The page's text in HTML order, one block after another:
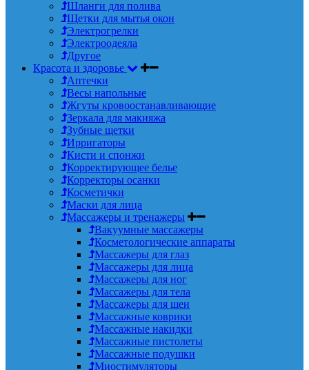
Шланги для полива
Щетки для мытья окон
Электрогрелки
Электроодеяла
Другое
Красота и здоровье
Аптечки
Весы напольные
Жгуты кровоостанавливающие
Зеркала для макияжа
Зубные щетки
Ирригаторы
Кисти и спонжи
Корректирующее белье
Корректоры осанки
Косметички
Маски для лица
Массажеры и тренажеры
Вакуумные массажеры
Косметологические аппараты
Массажеры для глаз
Массажеры для лица
Массажеры для ног
Массажеры для тела
Массажеры для шеи
Массажные коврики
Массажные накидки
Массажные пистолеты
Массажные подушки
Миостимуляторы